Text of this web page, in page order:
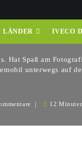
LÄNDER IVECO
Hat Spaß am
unterwegs auf
12